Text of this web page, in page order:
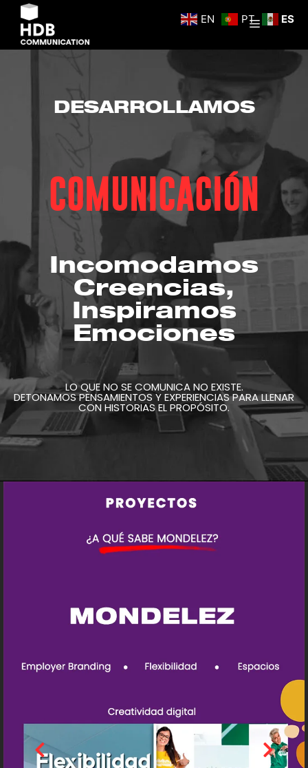
DESARROLLAMOS
COMUNICACIÓN
Incomodamos
Creencias,
Inspiramos
Emociones
LO QUE NO SE COMUNICA NO EXISTE.
DETONAMOS PENSAMIENTOS Y EXPERIENCIAS PARA LLENAR
CON HISTORIAS EL PROPÓSITO.
EN PT ES